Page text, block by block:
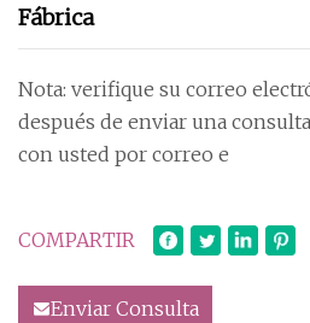
Fábrica
Nota: verifique su correo
después de enviar una
con usted por correo e
COMPARTIR
Enviar Consulta